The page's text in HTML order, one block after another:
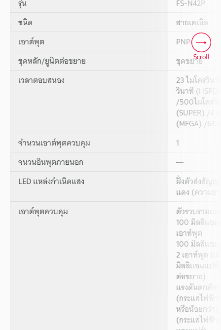
ชนิด
สายเคเบิล
เอาต์พุต
PNP
ชุดหลัก/ยูนิตต่อขยาย
ชุดขยาย
เวลาตอบสนอง
23 ไมโครวิน
วินาที (HSPD
/500ไมโครวิ
(SUPER) /4
(MEGA) /64
จำนวนเอาต์พุตควบคุม
1
จนวนอินพุตภายนอก
―
LED แหล่งกำเนิดแสง
ฝั่งตัวส่งสัญญ
แดง (ความย
เอาต์พุตควบคุม
ตัวรวบรวมแ
100 มิลลิแอ
เอาท์พุต
100 มิลลิแอ
2 เอาท์พุต (เ
มิลลิแอมแปร์
ต่อขยาย)
แรงดันตกค้า
(กระแสไฟฟ้
หรือน้อยกว่า)
(กระแสไฟฟ้า
Scroll